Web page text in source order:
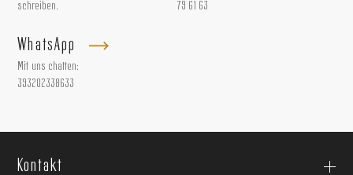
schreiben.
79 61 63
WhatsApp
Mit uns chatten:
393202338633
Kontakt